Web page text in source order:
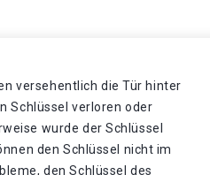
versehentlich die Tür hinter
Schlüssel verloren oder
wurde der Schlüssel
den Schlüssel nicht im
den Schlüssel des